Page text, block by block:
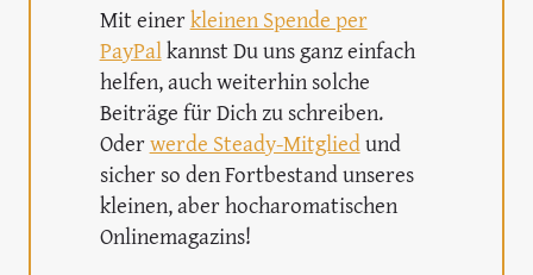
Mit einerkleinen Spende per
PayPalkannst Du uns ganz einfach
helfen, auch weiterhin solche
Beiträge für Dich zu schreiben.
Oderwerde Steady-Mitgliedund
sicher so den Fortbestand unseres
kleinen, aber hocharomatischen
Onlinemagazins!